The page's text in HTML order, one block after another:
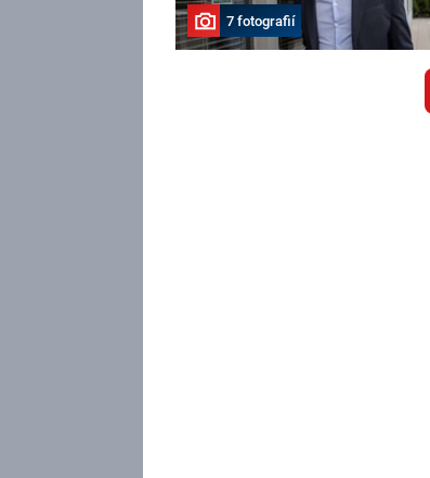
7 fotografií